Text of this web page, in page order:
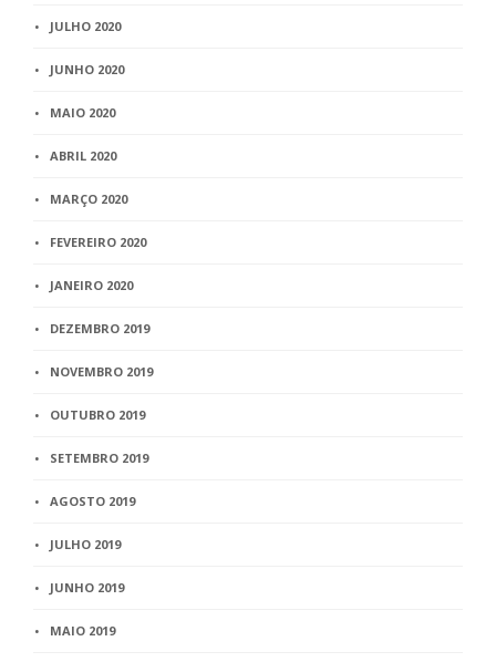
JULHO 2020
JUNHO 2020
MAIO 2020
ABRIL 2020
MARÇO 2020
FEVEREIRO 2020
JANEIRO 2020
DEZEMBRO 2019
NOVEMBRO 2019
OUTUBRO 2019
SETEMBRO 2019
AGOSTO 2019
JULHO 2019
JUNHO 2019
MAIO 2019